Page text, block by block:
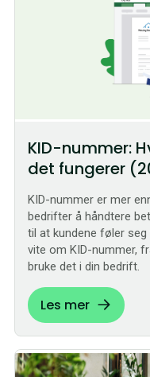
KID-nummer:
det fungerer
KID-nummer er mer
bedrifter å håndtere
til at kundene føler
vite om KID-nummer,
bruke det i din bedrift.
Les mer